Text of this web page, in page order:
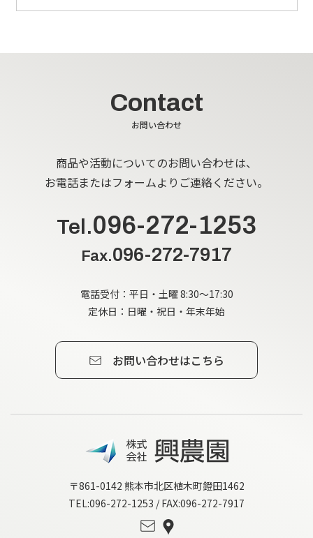
お問い合わせ
Contact
商品や活動についてのお問い合わせは、
お電話またはフォームよりご連絡ください。
Tel.096-272-1253
Fax.096-272-7917
電話受付：平日・土曜 8:30～17:30
定休日：日曜・祝日・年末年始
お問い合わせはこちら
〒861-0142 熊本市北区植木町鐙田1462
TEL:096-272-1253 / FAX:096-272-7917